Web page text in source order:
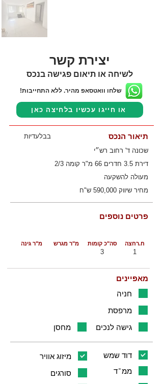
יצירת קשר
לשיחה או תיאום פגישה בנכס
שלחו וואטסאפ מהיר. ללא התחייבות!
או חייגו עכשיו בלחיצה כאן
בבלעדיות תיאור הנכס
שכונה ד' רחוב רש״י
דירת 3.5 חדרים 66 מ"ר קומה 2/3
מעולה להשקעה
מחיר שיווק 590,000 ש"ח
פרטים נוספים
סה"כ קומות מ"ר גינה מ"ר מגרש ח.רחצה
3 1
מאפיינים
חניה
מרפסת
מחסן
גישה לנכים
מיזוג אוויר
דוד שמש
סורגים
ממ"ד